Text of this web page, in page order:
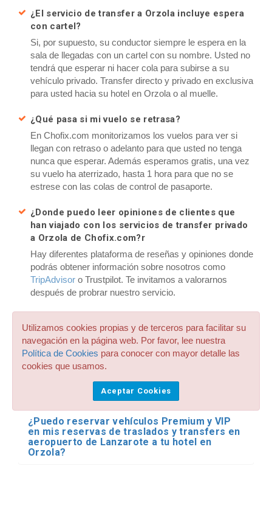
¿El servicio de transfer a Orzola incluye espera
con cartel?
Si, por supuesto, su conductor siempre le espera en la
sala de llegadas con un cartel con su nombre. Usted no
tendrá que esperar ni hacer cola para subirse a su
vehículo privado. Transfer directo y privado en exclusiva
para usted hacia su hotel en Orzola o al muelle.
¿Qué pasa si mi vuelo se retrasa?
En Chofix.com monitorizamos los vuelos para ver si
llegan con retraso o adelanto para que usted no tenga
nunca que esperar. Además esperamos gratis, una vez
su vuelo ha aterrizado, hasta 1 hora para que no se
estrese con las colas de control de pasaporte.
¿Donde puedo leer opiniones de clientes que
han viajado con los servicios de transfer privado
a Orzola de Chofix.com?r
Hay diferentes plataforma de reseñas y opiniones donde
podrás obtener información sobre nosotros como
TripAdvisor o Trustpilot. Te invitamos a valorarnos
después de probrar nuestro servicio.
Lanzarote a Orzola:
Preguntas Frecuentes
¿Puedo reservar vehículos Premium y VIP
en mis reservas de traslados y transfers en
aeropuerto de Lanzarote a tu hotel en
Orzola?
Utilizamos cookies propias y de terceros para facilitar su
navegación en la página web. Por favor, lee nuestra
Política de Cookies para conocer con mayor detalle las
cookies que usamos.
Aceptar Cookies